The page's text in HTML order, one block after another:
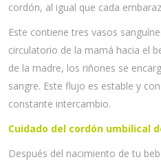
cordón, al igual que cada
Este contiene tres vasos
circulatorio de la mamá hacia el
de la madre, los riñones se
sangre. Este flujo es estable y
constante intercambio.
Cuidado del cordón umbilical
Después del nacimiento de tu